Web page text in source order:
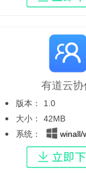
有道云协
版本：
1.0
大小：
42MB
系统：
winall/